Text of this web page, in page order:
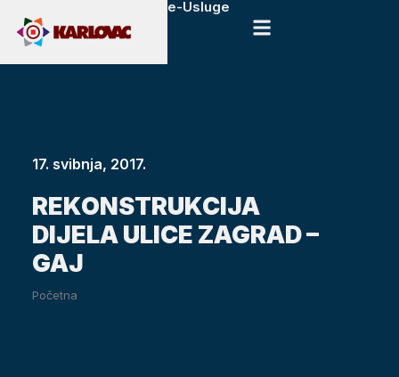
e-Usluge
17. svibnja, 2017.
REKONSTRUKCIJA
DIJELA ULICE ZAGRAD –
GAJ
Početna